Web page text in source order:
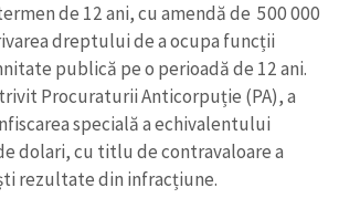
de 12 ani, cu amendă de 500 000
dreptului de a ocupa funcții
publică pe o perioadă de 12 ani.
Procuraturii Anticorpuție (PA), a
specială a echivalentului
dolari, cu titlu de contravaloare a
rezultate din infracțiune.